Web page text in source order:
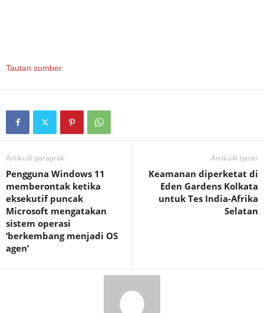
Tautan sumber
Artikulli paraprak
Pengguna Windows 11
memberontak ketika
eksekutif puncak
Microsoft mengatakan
sistem operasi
‘berkembang menjadi OS
agen’
Artikulli tjetër
Keamanan diperketat di
Eden Gardens Kolkata
untuk Tes India-Afrika
Selatan